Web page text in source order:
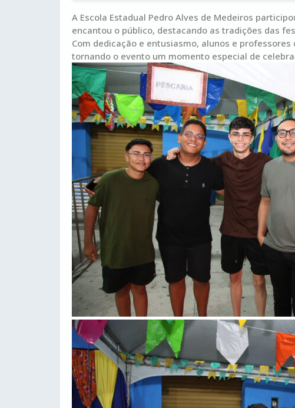
A Escola Estadual Pedro Alves de Medeiros
encantou o público, destacando as tradições das
Com dedicação e entusiasmo, alunos e
tornando o evento um momento especial de